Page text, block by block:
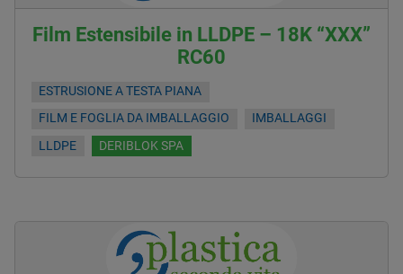
Film Estensibile in LLDPE – 18K “XXX”
RC60
ESTRUSIONE A TESTA PIANA
FILM E FOGLIA DA IMBALLAGGIO
IMBALLAGGI
LLDPE
DERIBLOK SPA